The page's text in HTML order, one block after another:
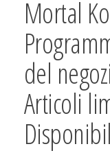
Mortal
del
Articoli